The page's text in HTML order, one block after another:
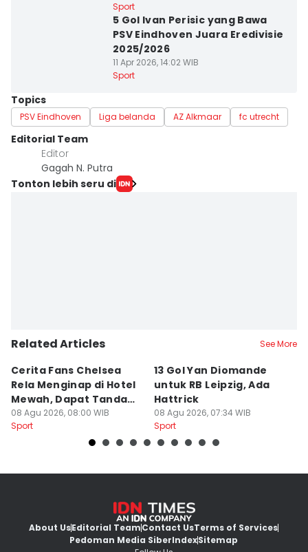
Sport
5 Gol Ivan Perisic yang Bawa
PSV Eindhoven Juara Eredivisie
2025/2026
11 Apr 2026, 14:02 WIB
Sport
Topics
PSV Eindhoven Liga belanda AZ Alkmaar fc utrecht
Editorial Team
Editor
Gagah N. Putra
Tonton lebih seru di
Related Articles See More
Cerita Fans Chelsea
Rela Menginap di Hotel
Mewah, Dapat Tanda
Tangan Alonso
08 Agu 2026, 08:00 WIB
Sport
13 Gol Yan Diomande
untuk RB Leipzig, Ada
Hattrick
08 Agu 2026, 07:34 WIB
Sport
About UsEditorial TeamContact UsTerms of Services
Pedoman Media SiberIndexSitemap